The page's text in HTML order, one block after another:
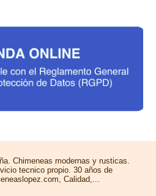
Chimeneas modernas y rusticas.
tecnico propio. 30 años de
Calidad,...